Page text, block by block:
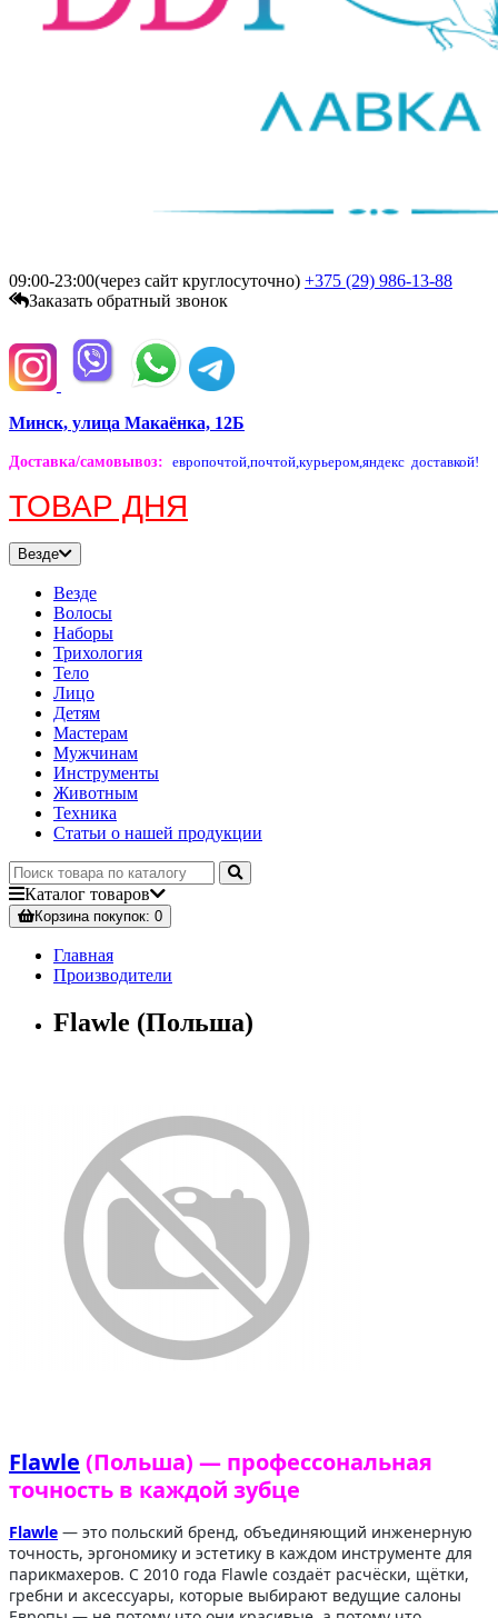
09:00-23:00(через сайт круглосуточно) +375 (29) 986-13-88
Заказать обратный звонок
Минск, улица Макаёнка, 12Б
Доставка/самовывоз: европочтой,почтой,курьером,яндекс доставкой!
ТОВАР ДНЯ
Везде
Везде
Волосы
Наборы
Трихология
Тело
Лицо
Детям
Мастерам
Мужчинам
Инструменты
Животным
Техника
Статьи о нашей продукции
Каталог товаров
Корзинапокупок: 0
Главная
Производители
Flawle (Польша)
Flawle (Польша) — профессональная
точность в каждой зубце
Flawle — это польский бренд, объединяющий инженерную
точность, эргономику и эстетику в каждом инструменте для
парикмахеров. С 2010 года Flawle создаёт расчёски, щётки,
гребни и аксессуары, которые выбирают ведущие салоны